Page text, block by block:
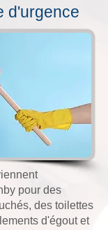
d'urgence
pour des
des toilettes
d'égout et